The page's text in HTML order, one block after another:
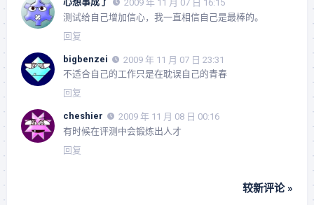
2009 年 11 月 07 日 16:15
测试给自己增加信心，我一直相信自己是最棒的。
回复
bigbenzei
2009 年 11 月 07 日 23:31
不适合自己的工作只是在耽误自己的青春
回复
cheshier
2009 年 11 月 08 日 00:16
有时候在评测中会锻炼出人才
回复
较新评论 »